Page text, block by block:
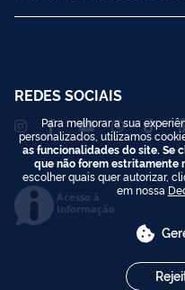
REDES SOCIAIS
Acesso à
Informação
Para melhorar a sua
personalizados, utilizamos
as funcionalidades do site. Se
que não forem estritamente
escolher quais quer autorizar,
em nossa